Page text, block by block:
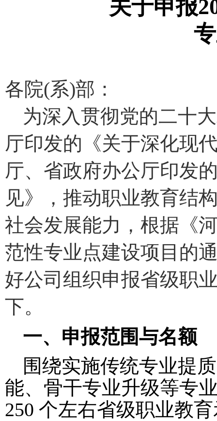
关于申报
各院(系)部：
为深入贯彻党的二十
厅印发的《关于深化现
厅、省政府办公厅印发
见》，推动职业教育结
社会发展能力，根据《
范性专业点建设项目的
好公司组织申报省级职
下。
一、 申报范围与名额
围绕实施传统专业提
能、骨干专业升级等专
250 个左右省级职业教